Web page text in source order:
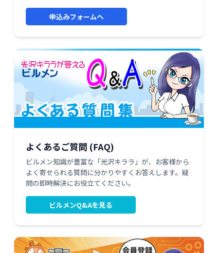
申込みフォームへ
よくあるご質問 (FAQ)
ビルメン知識が豊富な「光沢キララ」が、お客様から
よく寄せられる質問に分かりやすくお答えします。疑
問の即時解決にお役立てください。
ビルメンQ&Aを見る